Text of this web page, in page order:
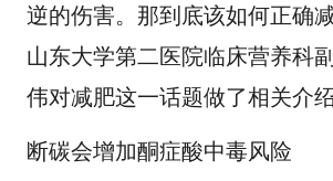
逆的伤害。那到底该如何正确
山东大学第二医院临床营养科
伟对减肥这一话题做了相关介绍
断碳会增加酮症酸中毒风险